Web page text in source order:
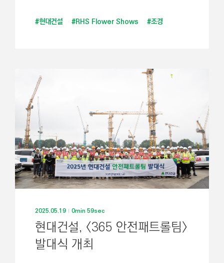
#현대건설 #RHS Flower Shows #조경
2025.05.19 0min 59sec
현대건설, <365 안전패트롤팀>
발대식 개최